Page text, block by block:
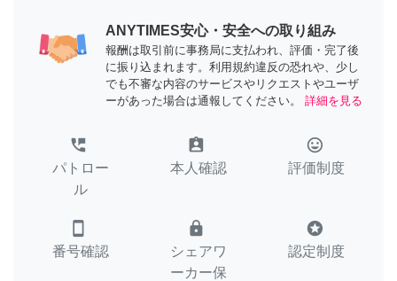
ANYTIMES安心・安全への取り組み
報酬は取引前に事務局に支払われ、評価・完了後
に振り込まれます。利用規約違反の恐れや、少し
でも不審な内容のサービスやリクエストやユーザ
ーがあった場合は通報してください。
詳細を見る
perm_phone_msg
パトロー
ル
assignment_ind
本人確認
tag_faces
評価制度
smartphone
番号確認
lock
シェアワ
ーカー保
stars
認定制度